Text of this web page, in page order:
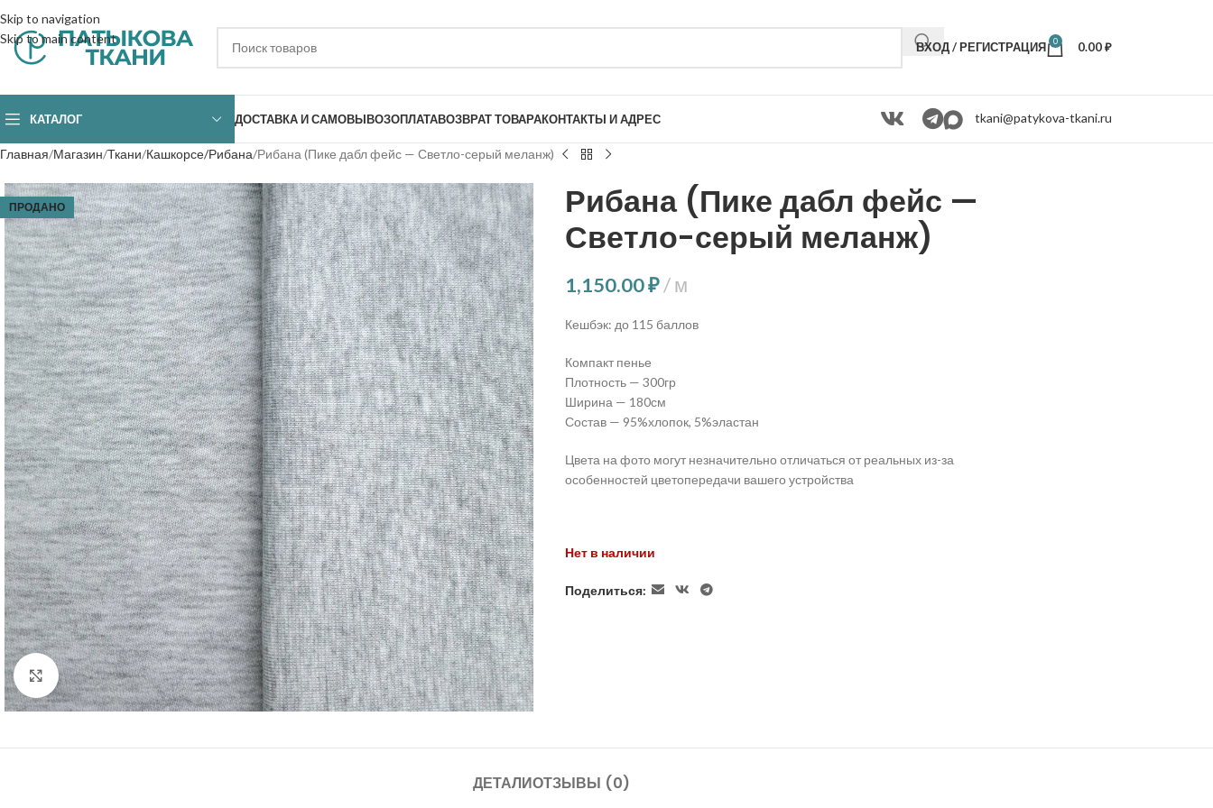
Skip to navigation
Skip to main content
ВХОД / РЕГИСТРАЦИЯ 0 0.00₽
КАТАЛОГ ДОСТАВКА И САМОВЫВОЗОПЛАТАВОЗВРАТ ТОВАРАКОНТАКТЫ И АДРЕС tkani@patykova-tkani.ru
Главная Магазин Ткани Кашкорсе/Рибана Рибана (Пике дабл фейс — Светло-серый меланж)
ПРОДАНО
Нажмите, чтобы увеличить
Рибана (Пике дабл фейс —
Светло-серый меланж)
1,150.00₽ м
Кешбэк: до 115 баллов
Компакт пенье
Плотность — 300гр
Ширина — 180см
Состав — 95%хлопок, 5%эластан
Цвета на фото могут незначительно отличаться от реальных из-за
особенностей цветопередачи вашего устройства
Нет в наличии
Поделиться:
ДЕТАЛИОТЗЫВЫ (0)